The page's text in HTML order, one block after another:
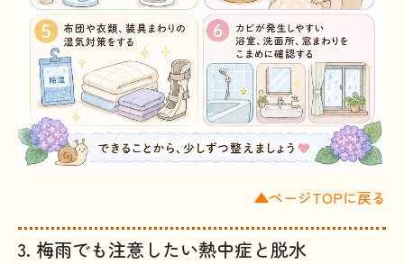
▲ページTOPに戻る
3. 梅雨でも注意したい熱中症と脱水